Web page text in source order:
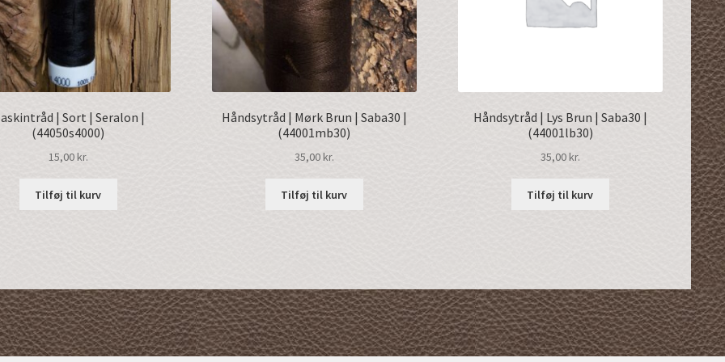
| Sort | Seralon |
(44050s4000)
15,00kr.
Tilføj til kurv
Håndsytråd | Mørk Brun | Saba30 |
(44001mb30)
35,00kr.
Tilføj til kurv
Håndsytråd | Lys Brun | Saba30 |
(44001lb30)
35,00kr.
Tilføj til kurv